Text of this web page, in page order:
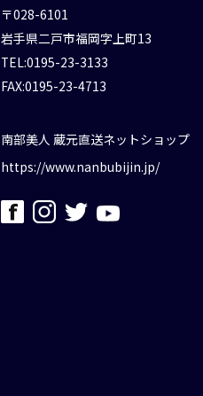
〒028-6101
岩手県二戸市福岡字上町13
TEL:0195-23-3133
FAX:0195-23-4713
南部美人 蔵元直送ネットショップ
https://www.nanbubijin.jp/